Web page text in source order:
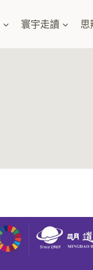
寰宇走讀 思